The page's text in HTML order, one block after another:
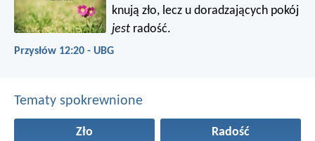
knują zło, lecz u doradzających pokój
jest radość.
Przysłów 12:20 - UBG
Tematy spokrewnione
Zło Radość